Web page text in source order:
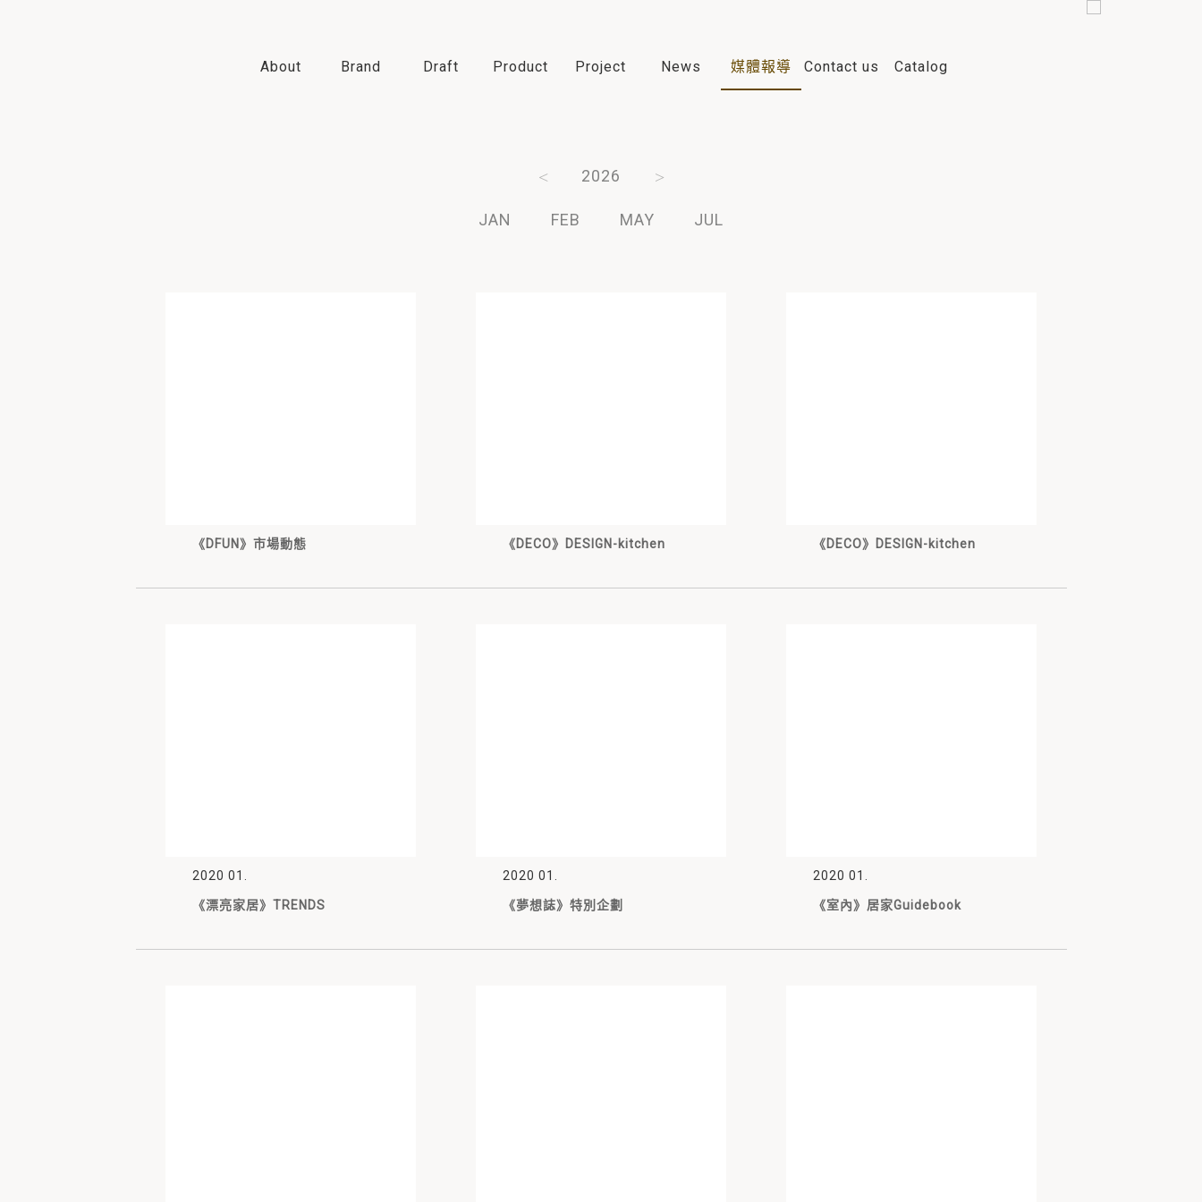
About Brand Draft Product Project News 媒體報導 Contact us Catalog
2026
JAN FEB MAY JUL
《DFUN》市場動態 《DECO》DESIGN-kitchen 《DECO》DESIGN-kitchen
《漂亮家居》TRENDS
2020 01.
《夢想誌》特別企劃
2020 01.
《室內》居家Guidebook
2020 01.